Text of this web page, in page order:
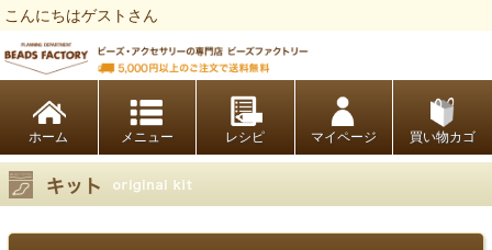
こんにちはゲストさん
ホーム レシピ マイページ 買い物カゴ